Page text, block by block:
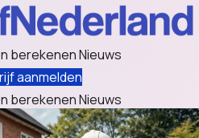
berekenenNieuws
aanmelden
berekenenNieuws